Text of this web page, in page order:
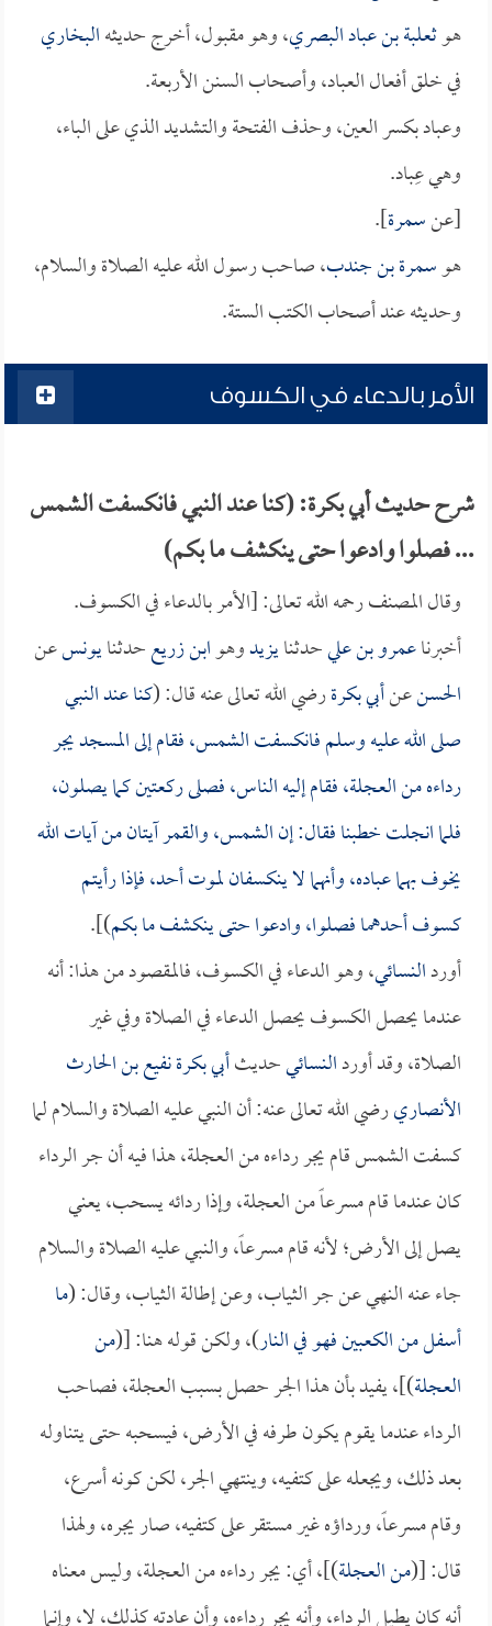
هوثعلبة بن عباد البصري، وهو مقبول، أخرج حديثهالبخاري
في خلق أفعال العباد، وأصحاب السنن الأربعة.
وعباد بكسر العين، وحذف الفتحة والتشديد الذي على الباء،
وهي عِباد.
[عنسمرة].
هوسمرة بن جندب، صاحب رسول الله عليه الصلاة والسلام،
وحديثه عند أصحاب الكتب الستة.
الأمر بالدعاء في الكسوف
شرح حديث أبي بكرة: (كنا عند النبي فانكسفت الشمس
... فصلوا وادعوا حتى ينكشف ما بكم)
وقال المصنف رحمه الله تعالى: [الأمر بالدعاء في الكسوف.
أخبرناعمرو بن عليحدثنايزيدوهوابن زريعحدثنايونسعن
الحسنعنأبي بكرةرضي الله تعالى عنه قال: (كنا عند النبي
صلى الله عليه وسلم فانكسفت الشمس، فقام إلى المسجد يجر
رداءه من العجلة، فقام إليه الناس، فصلى ركعتين كما يصلون،
فلما انجلت خطبنا فقال: إن الشمس، والقمر آيتان من آيات الله
يخوف بهما عباده، وأنهما لا ينكسفان لموت أحد، فإذا رأيتم
كسوف أحدهما فصلوا، وادعوا حتى ينكشف ما بكم)].
أوردالنسائي، وهو الدعاء في الكسوف، فالمقصود من هذا: أنه
عندما يحصل الكسوف يحصل الدعاء في الصلاة وفي غير
الصلاة، وقد أوردالنسائيحديثأبي بكرة نفيع بن الحارث
الأنصاريرضي الله تعالى عنه: أن النبي عليه الصلاة والسلام لما
كسفت الشمس قام يجر رداءه من العجلة، هذا فيه أن جر الرداء
كان عندما قام مسرعاً من العجلة، وإذا ردائه يسحب، يعني
يصل إلى الأرض؛ لأنه قام مسرعاً، والنبي عليه الصلاة والسلام
جاء عنه النهي عن جر الثياب، وعن إطالة الثياب، وقال: (ما
أسفل من الكعبين فهو في النار)، ولكن قوله هنا: [(من
العجلة)]، يفيد بأن هذا الجر حصل بسبب العجلة، فصاحب
الرداء عندما يقوم يكون طرفه في الأرض، فيسحبه حتى يتناوله
بعد ذلك، ويجعله على كتفيه، وينتهي الجر، لكن كونه أسرع،
وقام مسرعاً، ورداؤه غير مستقر على كتفيه، صار يجره، ولهذا
قال: [(من العجلة)]، أي: يجر رداءه من العجلة، وليس معناه